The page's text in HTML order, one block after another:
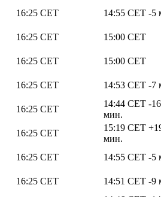
16:25 CET 14:55 CET -5
16:25 CET 15:00 CET
16:25 CET 15:00 CET
16:25 CET 14:53 CET -7
16:25 CET
14:44 CET -16
мин.
16:25 CET
15:19 CET
мин.
16:25 CET 14:55 CET -5
16:25 CET 14:51 CET -9